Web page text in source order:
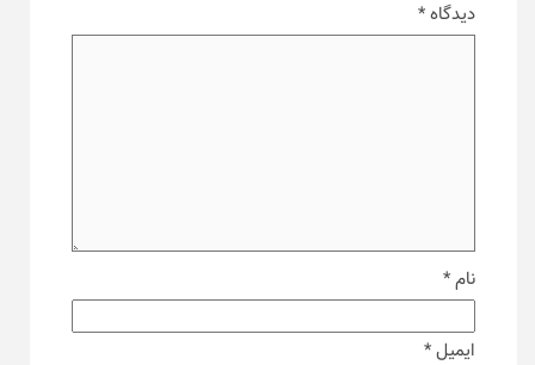
دیدگاه*
نام*
ایمیل*